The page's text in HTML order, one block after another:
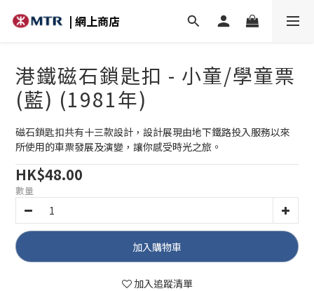
| 網上商店
港鐵磁石鎖匙扣 - 小童/學童票
(藍) (1981年)
磁石鎖匙扣共有十三款設計，設計展現由地下鐵路投入服務以來
所使用的車票發展及演變，讓你感受時光之旅。
HK$48.00
數量
加入購物車
加入追蹤清單